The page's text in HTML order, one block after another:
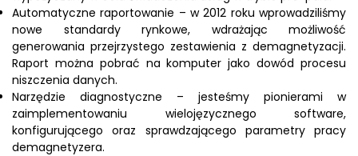
Automatyczne raportowanie – w 2012 roku wprowadziliśmy
nowe standardy rynkowe, wdrażając możliwość
generowania przejrzystego zestawienia z demagnetyzacji.
Raport można pobrać na komputer jako dowód procesu
niszczenia danych.
Narzędzie diagnostyczne – jesteśmy pionierami w
zaimplementowaniu wielojęzycznego software,
konfigurującego oraz sprawdzającego parametry pracy
demagnetyzera.